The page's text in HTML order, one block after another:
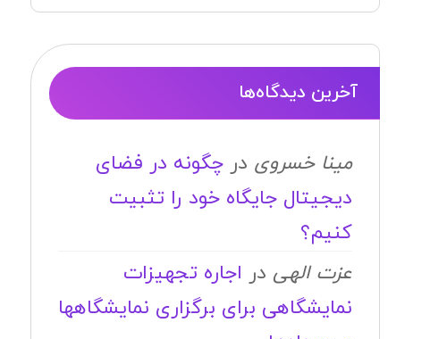
آخرین دیدگاه‌ها
مینا خسروی در چگونه در فضای
دیجیتال جایگاه خود را تثبیت
کنیم؟
عزت الهی در اجاره تجهیزات
نمایشگاهی برای برگزاری نمایشگاهها